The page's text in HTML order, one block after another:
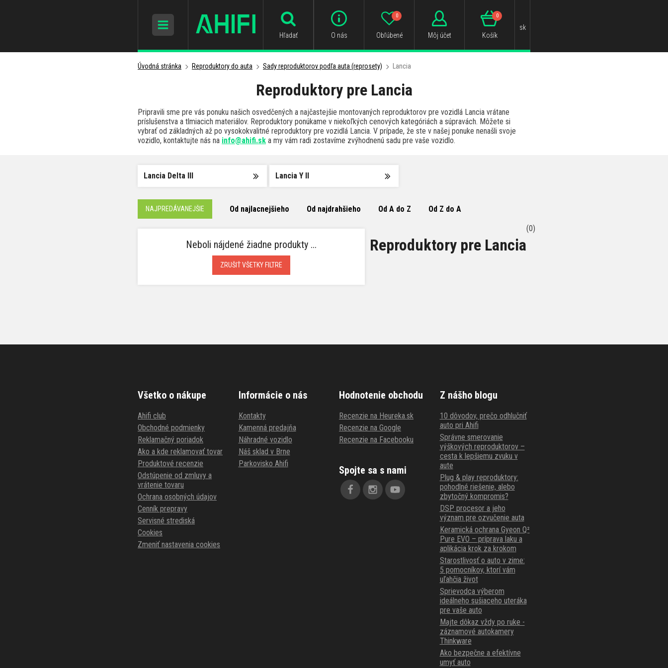
Hľadať O nás Obľúbené
0
Môj účet Košík
0
sk
Úvodná stránka Reproduktory do auta Sady reproduktorov podľa auta (reprosety) Lancia
Reproduktory pre Lancia
Pripravili sme pre vás ponuku našich osvedčených a najčastejšie montovaných reproduktorov pre vozidlá Lancia vrátane
príslušenstva a tlmiacich materiálov. Reproduktory ponúkame v niekoľkých cenových kategóriách a súpravách. Môžete si
vybrať od základných až po vysokokvalitné reproduktory pre vozidlá Lancia. V prípade, že ste v našej ponuke nenašli svoje
vozidlo, kontaktujte nás na info@ahifi.sk a my vám radi zostavíme zvýhodnenú sadu pre vaše vozidlo.
Lancia Delta III Lancia Y II
NAJPREDÁVANEJŠIE Od najlacnejšieho Od najdrahšieho Od A do Z Od Z do A
Neboli nájdené žiadne produkty ...
ZRUŠIŤ VŠETKY FILTRE
Reproduktory pre Lancia
(0)
Všetko o nákupe
Ahifi club
Obchodné podmienky
Reklamačný poriadok
Ako a kde reklamovať tovar
Produktové recenzie
Odstúpenie od zmluvy a
vrátenie tovaru
Ochrana osobných údajov
Cenník prepravy
Servisné strediská
Cookies
Zmeniť nastavenia cookies
Informácie o nás
Kontakty
Kamenná predajňa
Náhradné vozidlo
Náš sklad v Brne
Parkovisko Ahifi
Hodnotenie obchodu
Recenzie na Heureka.sk
Recenzie na Google
Recenzie na Facebooku
Spojte sa s nami
Z nášho blogu
10 dôvodov, prečo odhlučniť
auto pri Ahifi
Správne smerovanie
výškových reproduktorov –
cesta k lepšiemu zvuku v
aute
Plug & play reproduktory:
pohodlné riešenie, alebo
zbytočný kompromis?
DSP procesor a jeho
význam pre ozvučenie auta
Keramická ochrana Gyeon Q²
Pure EVO – príprava laku a
aplikácia krok za krokom
Starostlivosť o auto v zime:
5 pomocníkov, ktorí vám
uľahčia život
Sprievodca výberom
ideálneho sušiaceho uteráka
pre vaše auto
Majte dôkaz vždy po ruke -
záznamové autokamery
Thinkware
Ako bezpečne a efektívne
umyť auto